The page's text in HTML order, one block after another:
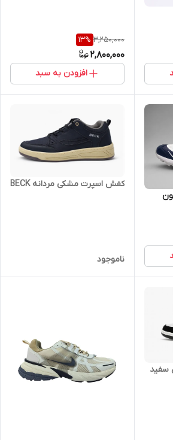
3,250,000
13%
2,800,000
افزودن به سبد
کفش اسپرت مشکی مردانه BECK
ناموجود
سفید